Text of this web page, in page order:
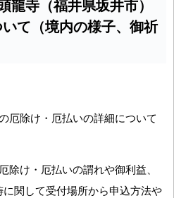
龍寺（福井県坂井市）
て（境内の様子、御祈
厄除け・厄払いの詳細について
除け・厄払いの謂れや御利益、
関して受付場所から申込方法や